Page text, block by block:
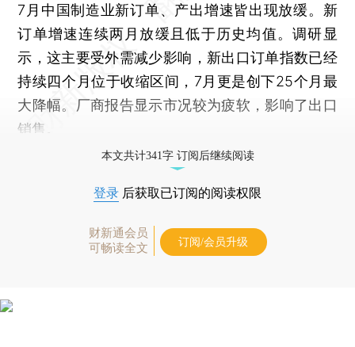
7月中国制造业新订单、产出增速皆出现放缓。新
订单增速连续两月放缓且低于历史均值。调研显
示，这主要受外需减少影响，新出口订单指数已经
持续四个月位于收缩区间，7月更是创下25个月最
大降幅。厂商报告显示市况较为疲软，影响了出口
销售。
本文共计341字 订阅后继续阅读
登录 后获取已订阅的阅读权限
财新通会员
可畅读全文
订阅/会员升级